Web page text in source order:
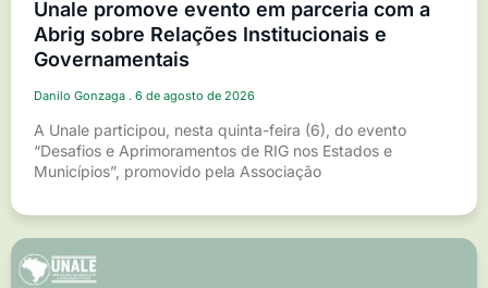
Unale promove evento em parceria com a
Abrig sobre Relações Institucionais e
Governamentais
Danilo Gonzaga 6 de agosto de 2026
A Unale participou, nesta quinta-feira (6), do evento
“Desafios e Aprimoramentos de RIG nos Estados e
Municípios”, promovido pela Associação